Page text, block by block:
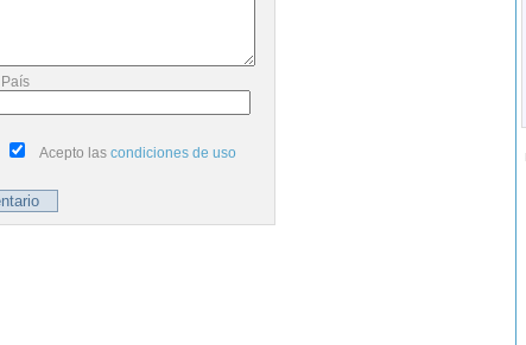
País
Acepto las condiciones de uso